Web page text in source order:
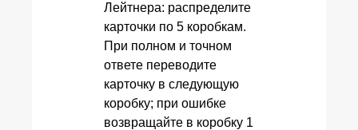
Лейтнера: распределите
карточки по 5 коробкам.
При полном и точном
ответе переводите
карточку в следующую
коробку; при ошибке
возвращайте в коробку 1